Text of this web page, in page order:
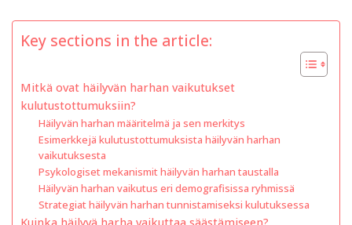
Key sections in the article:
Mitkä ovat häilyvän harhan vaikutukset
kulutustottumuksiin?
Häilyvän harhan määritelmä ja sen merkitys
Esimerkkejä kulutustottumuksista häilyvän harhan
vaikutuksesta
Psykologiset mekanismit häilyvän harhan taustalla
Häilyvän harhan vaikutus eri demografisissa ryhmissä
Strategiat häilyvän harhan tunnistamiseksi kulutuksessa